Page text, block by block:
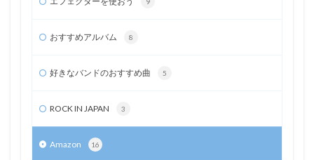
おすすめアルバム 8
好きなバンドのおすすめ曲 5
ROCK IN JAPAN 3
Amazon 16